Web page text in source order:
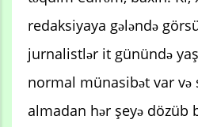
redaksiyaya gələndə
jurnalistlər it günündə
normal münasibət var və
almadan hər şeyə dözüb